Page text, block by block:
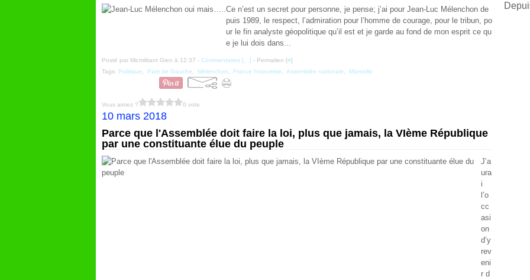
Ce n’est un secret pour personne, je pense; j’ai pour Jean-Luc Mélenchon de
puis 1989, le respect, l’admiration pour l’homme de courage, pour le tribun, po
ur le fin analyste géopolitique qu’il est et je garde au fond de mon esprit ce qu
e je lui dois dans...
Posté par Micmilitant Gien à 12:37 - Commentaires [ ] - Permalien [#]
Tags: Politique Parti de Gauche Mélenchon France Insoumise Assemblée nationale Marseille
Vous aimez ? 0 vote
10 mars 2018
Parce que l'Assemblée doit faire la loi, plus que jamais, la VIème République
par une constituante élue du peuple
J’a
ura
i
l’o
cc
asi
on
d’y
rev
eni
r d